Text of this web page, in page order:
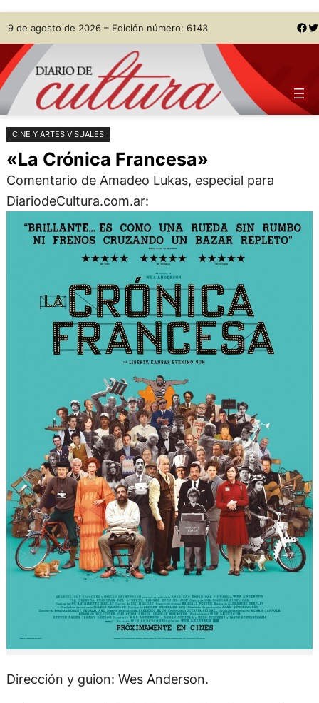
Saltar
al
contenido
Skip
to
content
9 de agosto de 2026 – Edición número: 6143 Facebook Twitter
CINE Y ARTES VISUALES
«La Crónica Francesa»
Comentario de Amadeo Lukas, especial para
DiariodeCultura.com.ar:
Dirección y guion: Wes Anderson.